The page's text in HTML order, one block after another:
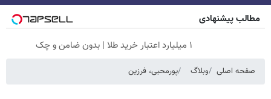
مطالب پیشنهادی
۱ میلیارد اعتبار خرید طلا | بدون ضامن و چک
صفحه اصلی وبلاگ پورمحبی، فرزین